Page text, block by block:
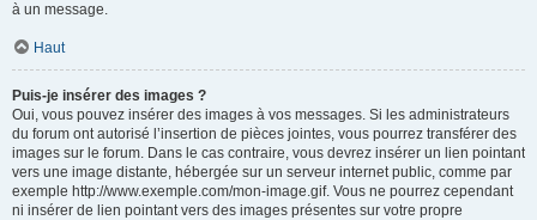
à un message.
Haut
Puis-je insérer des images ?
Oui, vous pouvez insérer des images à vos messages. Si les administrateurs
du forum ont autorisé l’insertion de pièces jointes, vous pourrez transférer des
images sur le forum. Dans le cas contraire, vous devrez insérer un lien pointant
vers une image distante, hébergée sur un serveur internet public, comme par
exemple http://www.exemple.com/mon-image.gif. Vous ne pourrez cependant
ni insérer de lien pointant vers des images présentes sur votre propre